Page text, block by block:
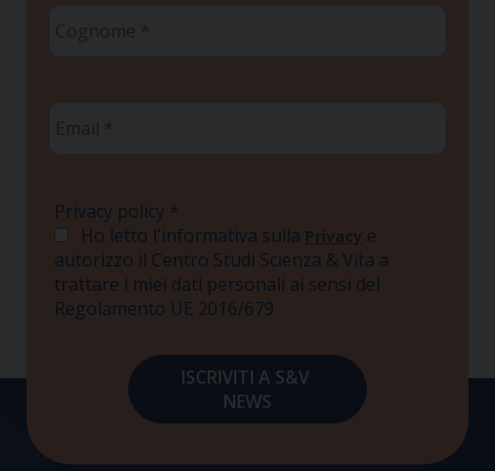
Privacy policy *
Ho letto l'informativa sulla Privacy e
autorizzo il Centro Studi Scienza & Vita a
trattare i miei dati personali ai sensi del
Regolamento UE 2016/679